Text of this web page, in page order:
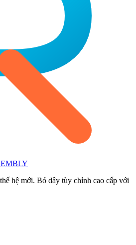
hệ mới. Bó dây tùy chỉnh cao cấp với